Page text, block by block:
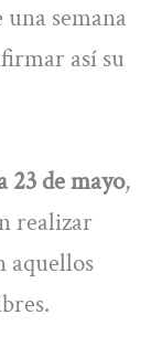
semana
así su
23 de mayo,
realizar
aquellos